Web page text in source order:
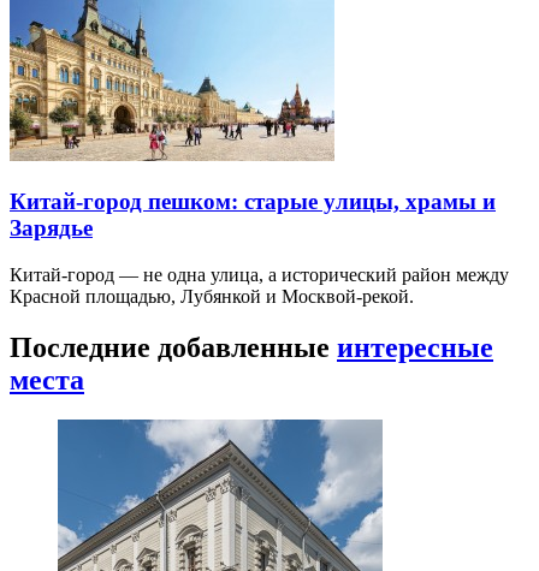
Китай-город пешком: старые улицы, храмы и
Зарядье
Китай-город — не одна улица, а исторический район между
Красной площадью, Лубянкой и Москвой-рекой.
Последние добавленные интересные
места